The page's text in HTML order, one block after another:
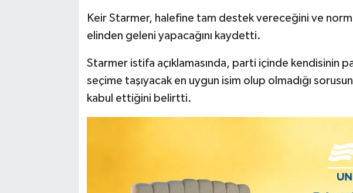
Keir Starmer, halefine tam destek vereceğini ve
elinden geleni yapacağını kaydetti.
Starmer istifa açıklamasında, parti içinde kendisinin
seçime taşıyacak en uygun isim olup olmadığı
kabul ettiğini belirtti.